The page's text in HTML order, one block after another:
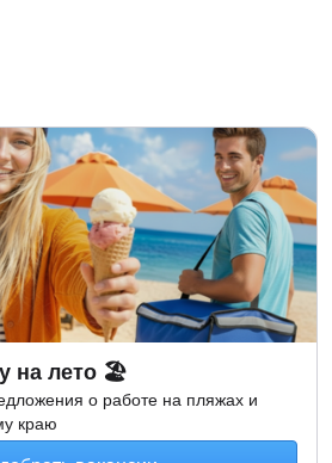
на лето 🏖
о работе на пляжах и
краю